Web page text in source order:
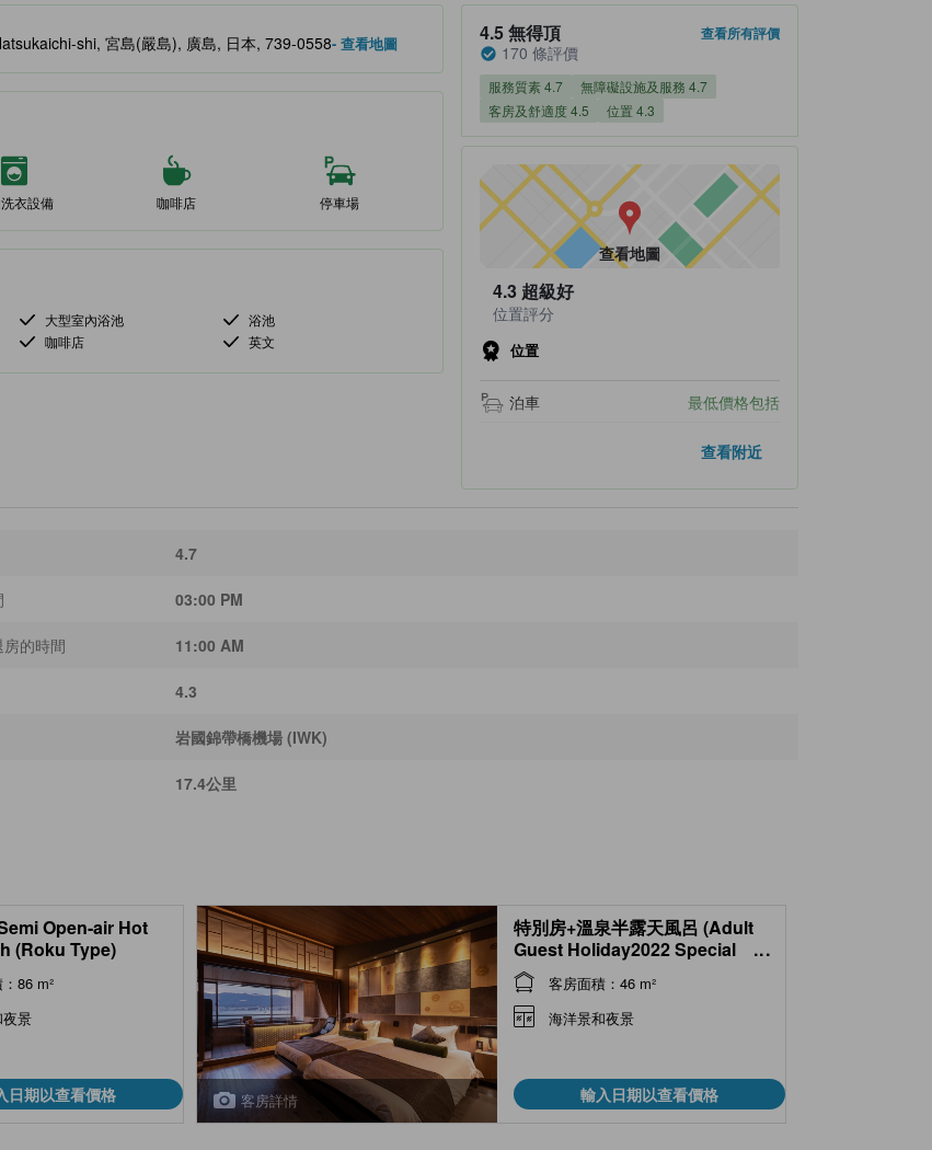
預期。
shi, 宮島(嚴島), 廣島, 日本, 739-0558- 查看地圖
衣設備 咖啡店 停車場
大型室內浴池
浴池
咖啡店 英文
4.5無得頂
170 條評價
查看所有評價
服務質素 4.7
無障礙設施及服務 4.7
客房及舒適度 4.5
位置 4.3
查看地圖
4.3 超級好
位置評分
位置
泊車 最低價格包括
查看附近
4.7
03:00 PM
的時間 11:00 AM
4.3
岩國錦帶橋機場 (IWK)
17.4公里
Open-air Hot
(Roku Type)
86 m²
景
日期以查看價格 客房詳情
特別房+溫泉半露天風呂 (Adult
Guest Holiday2022 Special
Room with Semi Open-air Hot
Spring Bath )
...
客房面積：46 m²
海洋景和夜景
輸入日期以查看價格